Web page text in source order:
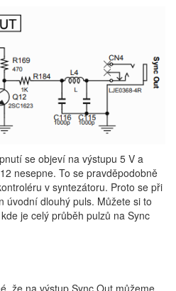
se objeví na výstupu 5 V a
nesepne. To se pravděpodobně
v syntezátoru. Proto se při
úvodní dlouhý puls. Můžete si to
je celý průběh pulzů na Sync
že na výstup Sync Out můžeme